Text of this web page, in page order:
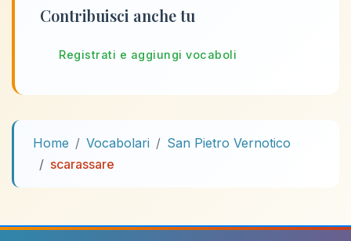
Contribuisci anche tu
Registrati e aggiungi vocaboli
Home Vocabolari
San Pietro Vernotico
scarassare